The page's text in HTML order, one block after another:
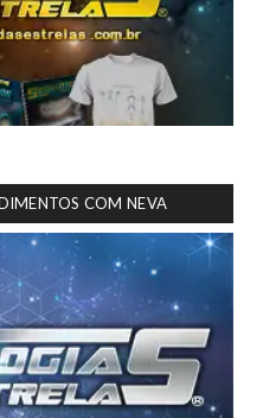
COM NEVA